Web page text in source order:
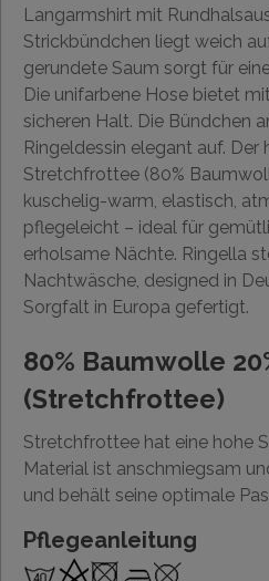
Langarmshirt mit
Strickbündchen liegt weich
gerundete Saum sorgt für
Die unifarbene Hose bietet
sicheren Halt. Die Bündchen
Ringeldessin elegant auf. Der
Stretchfrottee (80%
kuschelig-warm, elastisch,
pflegeleicht – ideal für
erholsame Nächte. Ringella
Nachtwäsche, designed in
Sorgfalt in Europa gefertigt.
80% Baumwolle
(Stretchfrottee)
Stretchfrottee hat eine hohe
Material ist anschmiegsam
und behält seine optimale
Pflegeanleitung